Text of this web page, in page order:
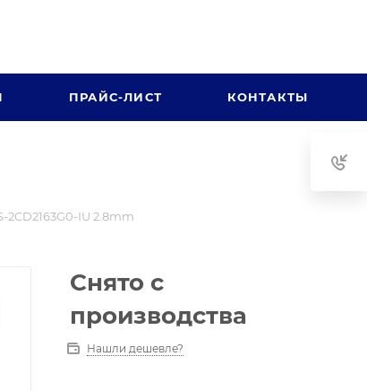
ПРАЙС-ЛИСТ КОНТАКТЫ
IU 2.8mm
Снято с
производства
Нашли дешевле?